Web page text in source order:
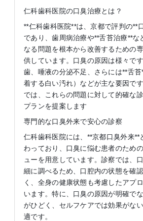
仁科歯科医院の口臭治療とは？
**仁科歯科医院**は、京都で評判の**
であり、歯周病治療や**舌苔治療**な
なる問題を根本から改善するための
供しています。口臭の原因は様々で
歯、唾液の分泌不足、さらには**舌
着する白い汚れ）などが主な要因で
では、これらの問題に対して的確な
プランを提案します
専門的な口臭外来で安心の診察
仁科歯科医院には、**京都口臭外来**
わっており、口臭に悩む患者のため
ューを用意しています。診察では、
細に調べるため、口腔内の状態を確
く、全身の健康状態も考慮したアプ
います。特に、口臭の原因が明確で
がひどく、セルフケアでは効果がな
適です。